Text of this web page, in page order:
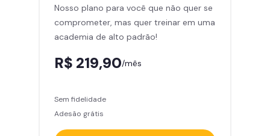
Skeelo App (Audiobook)*
Área de musculação e aeróbicos
Smart Fit App
Nosso plano para você que não quer se
comprometer, mas quer treinar em uma
academia de alto padrão!
R$ 219,90/mês
Sem fidelidade
Adesão grátis